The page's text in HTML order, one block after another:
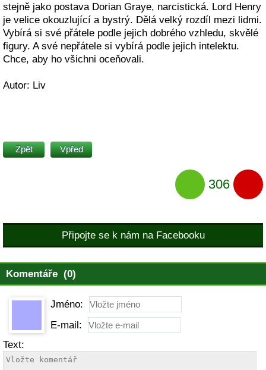
stejně jako postava Dorian Graye, narcistická. Lord Henry
je velice okouzlující a bystrý. Dělá velký rozdíl mezi lidmi.
Vybírá si své přátele podle jejich dobrého vzhledu, skvělé
figury. A své nepřátele si vybírá podle jejich intelektu.
Chce, aby ho všichni oceňovali.
Autor: Liv
Zpět Vpřed
306
Připojte se k nám na Facebooku
Komentáře (0)
Jméno:
E-mail:
Text: